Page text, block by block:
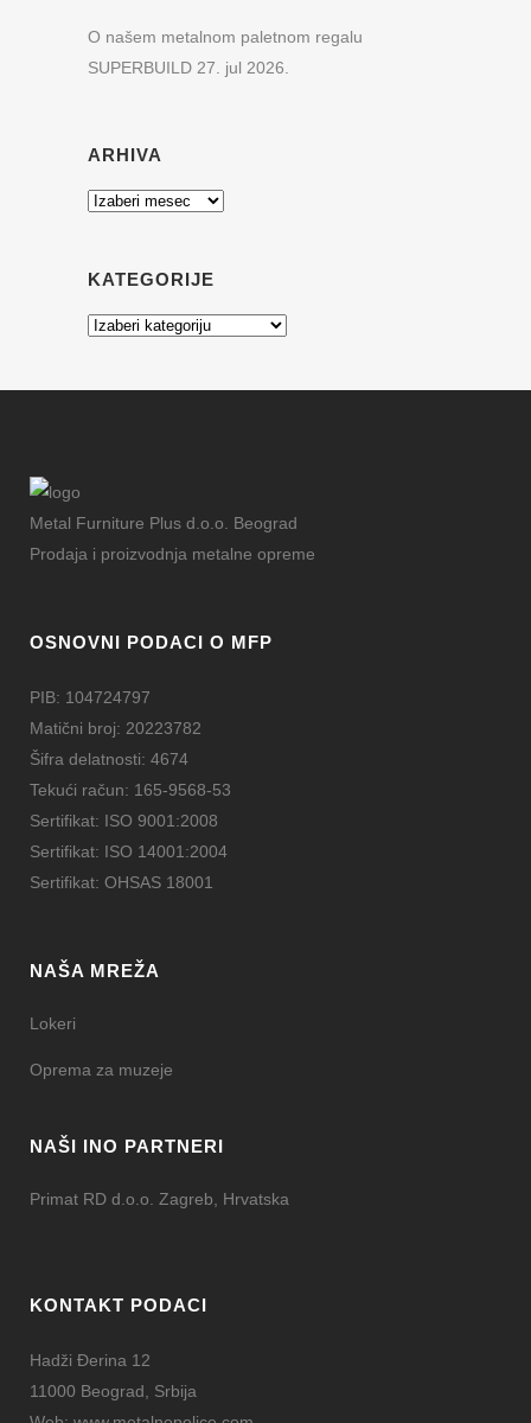
O našem metalnom paletnom regalu
SUPERBUILD 27. jul 2026.
ARHIVA
Arhiva
KATEGORIJE
Kategorije
Metal Furniture Plus d.o.o. Beograd
Prodaja i proizvodnja metalne opreme
OSNOVNI PODACI O MFP
PIB: 104724797
Matični broj: 20223782
Šifra delatnosti: 4674
Tekući račun: 165-9568-53
Sertifikat: ISO 9001:2008
Sertifikat: ISO 14001:2004
Sertifikat: OHSAS 18001
NAŠA MREŽA
Lokeri
Oprema za muzeje
NAŠI INO PARTNERI
Primat RD d.o.o. Zagreb, Hrvatska
KONTAKT PODACI
Hadži Đerina 12
11000 Beograd, Srbija